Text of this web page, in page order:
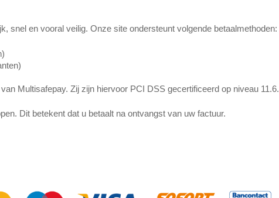
snel en vooral veilig. Onze site ondersteunt volgende betaalmethoden:
Multisafepay. Zij zijn hiervoor PCI DSS gecertificeerd op niveau 11.6.
Dit betekent dat u betaalt na ontvangst van uw factuur.